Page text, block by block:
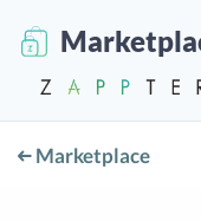
Marketplace